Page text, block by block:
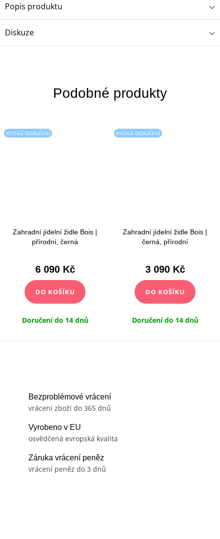
Popis produktu
Diskuze
RYCHLÉ DORUČENÍ
Zahradní jídelní židle Bois |
přírodní, černá
6 090 Kč
DO KOŠÍKU
Doručení do 14 dnů
RYCHLÉ DORUČENÍ
Zahradní jídelní židle Bois |
černá, přírodní
3 090 Kč
DO KOŠÍKU
Doručení do 14 dnů
Bezproblémové vrácení
vrácení zboží do 365 dnů
Vyrobeno v EU
osvědčená evropská kvalita
Záruka vrácení peněz
vrácení peněz do 3 dnů